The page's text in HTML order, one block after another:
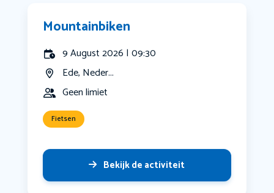
Mountainbiken
9 August 2026 | 09:30
Ede, Neder...
Geen limiet
Fietsen
Bekijk de activiteit